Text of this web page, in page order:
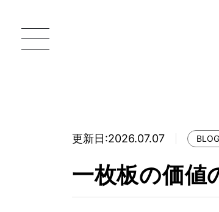
MOKUBA について
更新日:2026.07.07 BLOG
一枚板の価値